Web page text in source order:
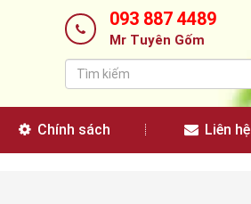
093 887 4489
Mr Tuyên Gốm
Chính sách Liên hệ